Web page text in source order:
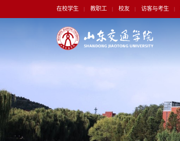
在校学生 教职工 校友 访客与考生